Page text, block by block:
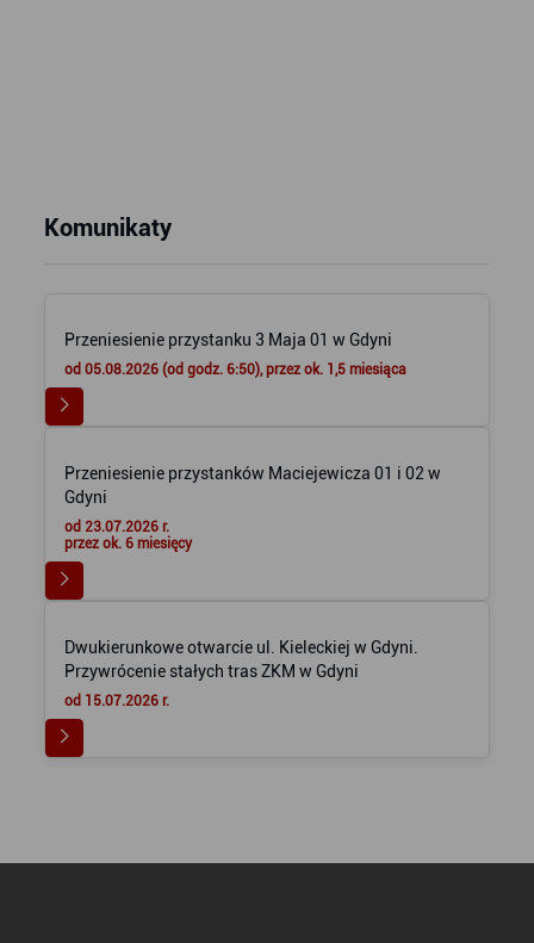
Komunikaty
Przeniesienie przystanku 3 Maja 01 w Gdyni
od 05.08.2026 (od godz. 6:50), przez ok. 1,5 miesiąca
Przeniesienie przystanków Maciejewicza 01 i 02 w
Gdyni
od 23.07.2026 r.
przez ok. 6 miesięcy
Dwukierunkowe otwarcie ul. Kieleckiej w Gdyni.
Przywrócenie stałych tras ZKM w Gdyni
od 15.07.2026 r.